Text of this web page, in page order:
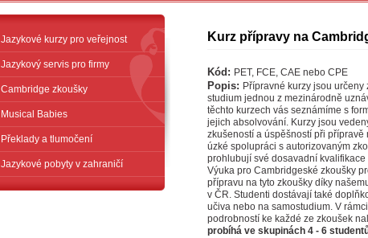
Jazykové kurzy pro veřejnost
Jazykový servis pro firmy
Cambridge zkoušky
Musical Babies
Překlady a tlumočení
Jazykové pobyty v zahraničí
Kurz přípravy na
Kód: PET, FCE, CAE nebo CPE
Popis: Přípravné kurzy jsou
studium jednou z mezinárodně
těchto kurzech vás seznámíme s
jejich absolvování. Kurzy jsou
zkušeností a úspěšností při přípravě
úzké spolupráci s autorizovaným
prohlubují své dosavadní
Výuka pro Cambridgeské zkoušky
přípravu na tyto zkoušky díky
v ČR. Studenti dostávají také
učiva nebo na samostudium. V
podrobností ke každé ze zkoušek
probíhá ve skupinách 4 - 6